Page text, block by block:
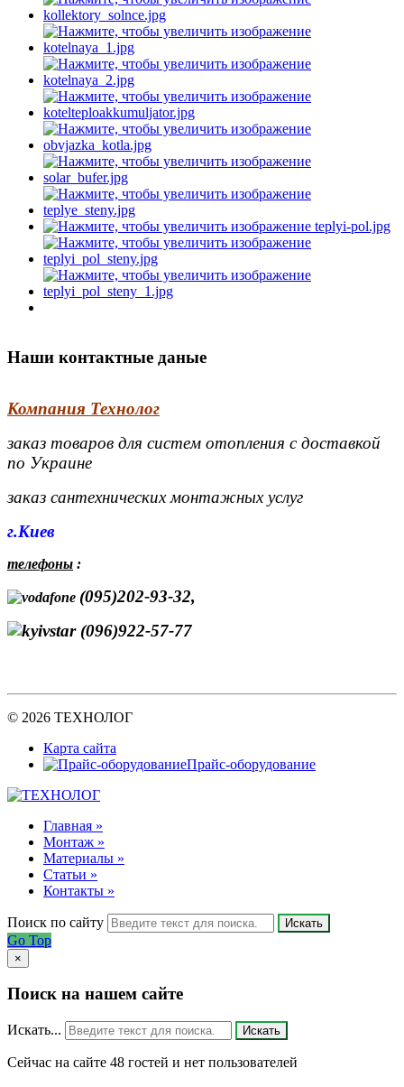
Наши контактные даные
Компания Технолог
заказ товаров для систем отопления с доставкой
по Украине
заказ сантехнических монтажных услуг
г.Киев
телефоны :
(095)202-93-32,
(096)922-57-77
© 2026 ТЕХНОЛОГ
Карта сайта
Прайс-оборудование
Главная »
Монтаж »
Материалы »
Статьи »
Контакты »
Поиск по сайту Искать
Go Top
×
Поиск на нашем сайте
Искать... Искать
Сейчас на сайте 48 гостей и нет пользователей